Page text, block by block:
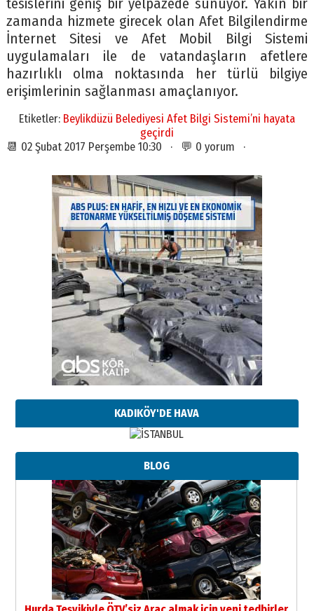
tesislerini geniş bir yelpazede sunuyor. Yakın bir
zamanda hizmete girecek olan Afet Bilgilendirme
İnternet Sitesi ve Afet Mobil Bilgi Sistemi
uygulamaları ile de vatandaşların afetlere
hazırlıklı olma noktasında her türlü bilgiye
erişimlerinin sağlanması amaçlanıyor.
Etiketler: Beylikdüzü Belediyesi Afet Bilgi Sistemi’ni hayata
geçirdi
📆 02 Şubat 2017 Perşembe 10:30 · 💬 0 yorum ·
KADIKÖY'DE HAVA
BLOG